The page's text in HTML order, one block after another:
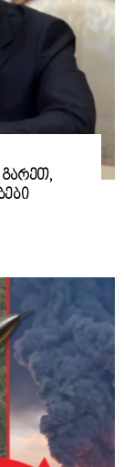
გარეთ,